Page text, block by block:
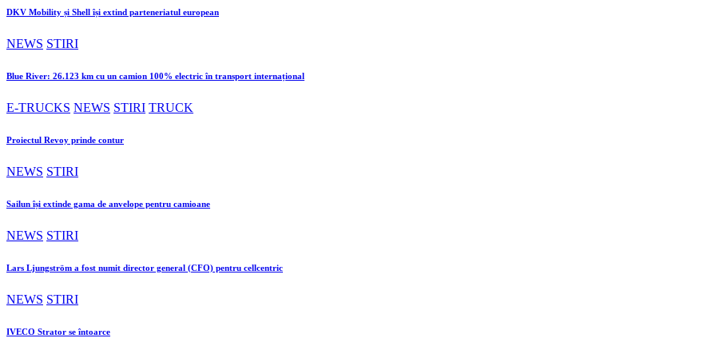
DKV Mobility și Shell își extind parteneriatul european
NEWS STIRI
Blue River: 26.123 km cu un camion 100% electric în transport internațional
E-TRUCKS NEWS STIRI TRUCK
Proiectul Revoy prinde contur
NEWS STIRI
Sailun își extinde gama de anvelope pentru camioane
NEWS STIRI
Lars Ljungström a fost numit director general (CFO) pentru cellcentric
NEWS STIRI
IVECO Strator se întoarce